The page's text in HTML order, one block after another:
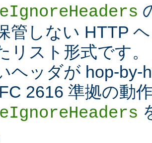
管しない HTTP
リスト形式です
ヘッダが hop-by-
2616 準拠の動